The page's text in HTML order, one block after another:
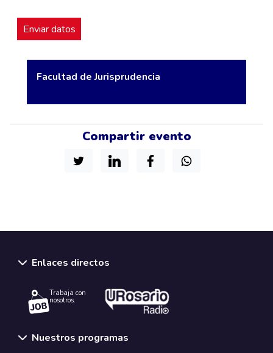
Facultad de Jurisprudencia
Compartir evento
Enlaces directos
Trabaja con
nosotros.
Nuestros programas